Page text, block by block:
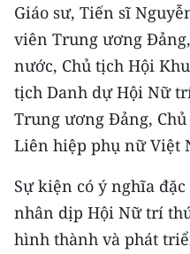
CHƯƠNG TRÌNH OCOP -
MỘT SẢN PHẨM
RADIO
MEDIA CENTER
E-Magazine
Video
Giáo sư, Tiến sĩ
viên Trung ương
nước, Chủ tịch Hội
tịch Danh dự Hội Nữ
Trung ương Đảng,
Liên hiệp phụ nữ Việt
Sự kiện có ý nghĩa
nhân dịp Hội Nữ trí
hình thành và phát